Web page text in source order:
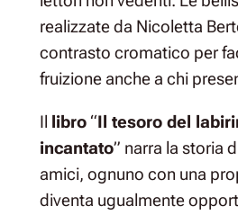
realizzate da Nicoletta
contrasto cromatico per
fruizione anche a chi
Il libro“Il tesoro del
incantato” narra la storia
amici, ognuno con una
diventa ugualmente